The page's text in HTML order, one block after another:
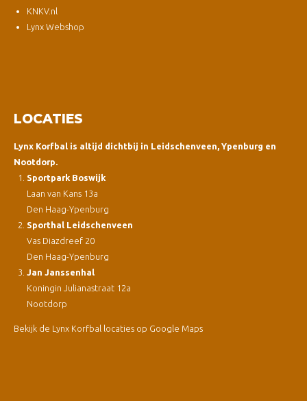
KNKV.nl
Lynx Webshop
LOCATIES
Lynx Korfbal is altijd dichtbij in Leidschenveen, Ypenburg en
Nootdorp.
Sportpark Boswijk
Laan van Kans 13a
Den Haag-Ypenburg
Sporthal Leidschenveen
Vas Diazdreef 20
Den Haag-Ypenburg
Jan Janssenhal
Koningin Julianastraat 12a
Nootdorp
Bekijk de Lynx Korfbal locaties op Google Maps